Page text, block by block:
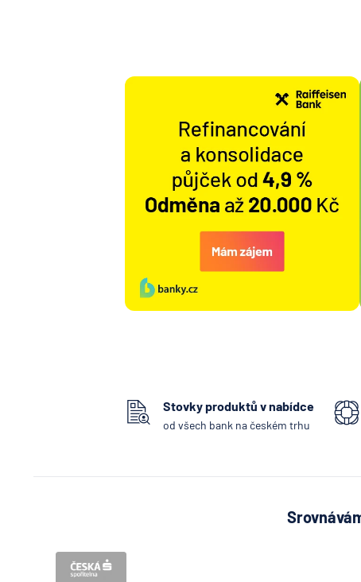
Stovky produktů v nabídce
od všech bank na českém trhu